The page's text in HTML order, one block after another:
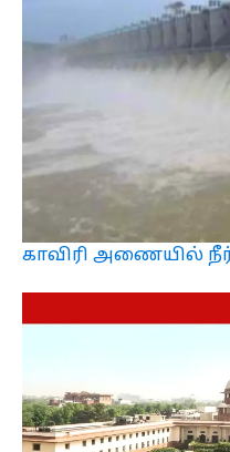
காவிரி அணையில்